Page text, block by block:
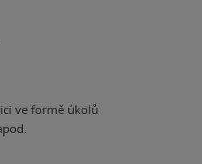
ve formě úkolů